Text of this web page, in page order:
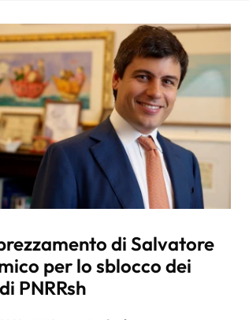
di Salvatore
per lo sblocco dei
PNRRsh